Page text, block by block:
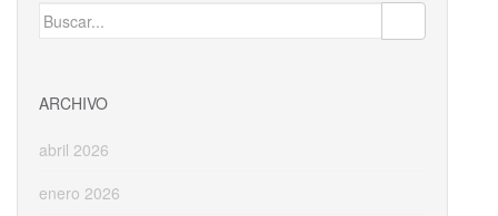
o
Buscar:
ARCHIVO
abril 2026
enero 2026